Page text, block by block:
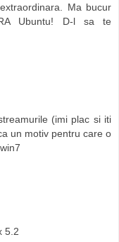
Ma bucur
Ubuntu! D-l sa te
(imi plac si iti
un motiv pentru care o
5.2